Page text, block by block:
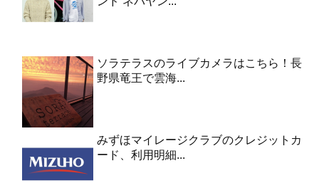
ソラテラスのライブカメラはこちら！長
野県竜王で雲海...
みずほマイレージクラブのクレジットカ
ード、利用明細...